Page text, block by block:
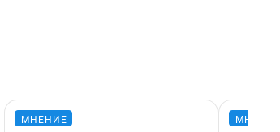
МНЕНИЕ